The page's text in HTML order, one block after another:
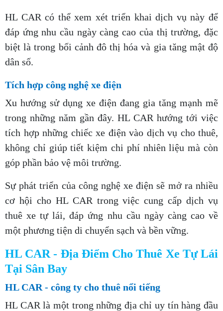
HL CAR có thể xem xét triển khai dịch vụ này để
đáp ứng nhu cầu ngày càng cao của thị trường, đặc
biệt là trong bối cảnh đô thị hóa và gia tăng mật độ
dân số.
Tích hợp công nghệ xe điện
Xu hướng sử dụng xe điện đang gia tăng mạnh mẽ
trong những năm gần đây. HL CAR hướng tới việc
tích hợp những chiếc xe điện vào dịch vụ cho thuê,
không chỉ giúp tiết kiệm chi phí nhiên liệu mà còn
góp phần bảo vệ môi trường.
Sự phát triển của công nghệ xe điện sẽ mở ra nhiều
cơ hội cho HL CAR trong việc cung cấp dịch vụ
thuê xe tự lái, đáp ứng nhu cầu ngày càng cao về
một phương tiện di chuyển sạch và bền vững.
HL CAR - Địa Điểm Cho Thuê Xe Tự Lái
Tại Sân Bay
HL CAR - công ty cho thuê nổi tiếng
HL CAR là một trong những địa chỉ uy tín hàng đầu